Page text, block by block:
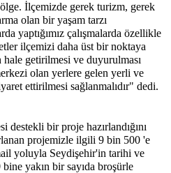
İlçemizde gerek turizm, gerek
olan bir yaşam tarzı
yaptığımız çalışmalarda özellikle
ilçemizi daha üst bir noktaya
hale getirilmesi ve duyurulması
olan yerlere gelen yerli ve
ettirilmesi sağlanmalıdır" dedi.
bir proje hazırlandığını
projemizle ilgili 9 bin 500 'e
yoluyla Seydişehir'in tarihi ve
yakın bir sayıda broşürle